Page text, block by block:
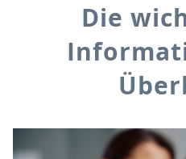
Die